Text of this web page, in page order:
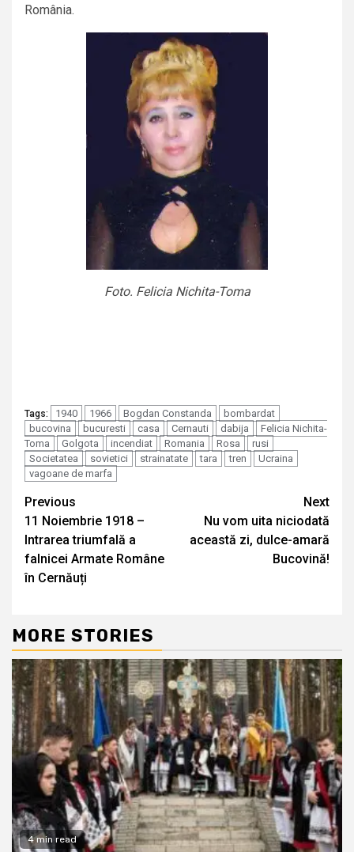
România.
Foto. Felicia Nichita-Toma
Tags: 1940 1966 Bogdan Constanda
bombardat
bucovina
bucuresti casa Cernauti dabija
Felicia Nichita-
Toma
Golgota incendiat Romania Rosa
rusi
Societatea
sovietici strainatate tara tren
Ucraina
vagoane de marfa
Continue
Reading
Previous
11 Noiembrie 1918 –
Intrarea triumfală a
falnicei Armate Române
în Cernăuți
Next
Nu vom uita niciodată
această zi, dulce-amară
Bucovină!
MORE STORIES
4 min read